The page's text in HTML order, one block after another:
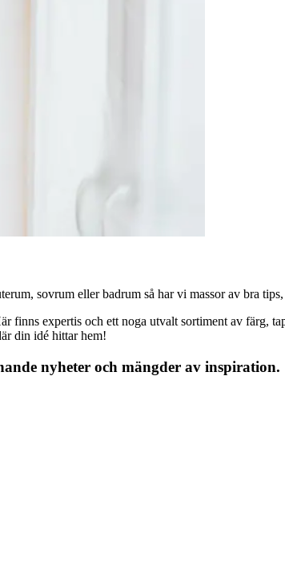
sovrum eller badrum så har vi massor av bra
finns expertis och ett noga utvalt sortiment av färg,
din idé hittar hem!
nyheter och mängder av inspiration.